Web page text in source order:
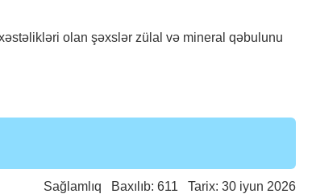
olan şəxslər zülal və mineral qəbulunu
Sağlamlıq Baxılıb: 611 Tarix: 30 iyun 2026